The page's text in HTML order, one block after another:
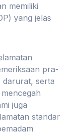
memiliki
yang jelas
pra-
darurat, serta
juga
standar